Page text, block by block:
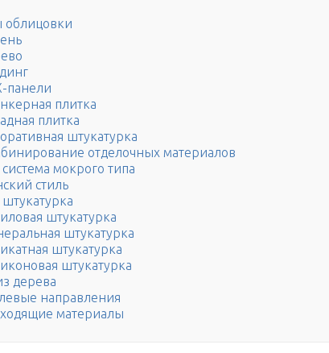
облицовки
панели
плитка
плитка
штукатурка
отделочных материалов
мокрого типа
стиль
штукатурка
штукатурка
штукатурка
штукатурка
дерева
направления
материалы